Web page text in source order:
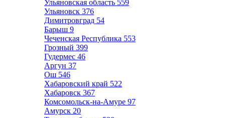
Ульяновская область 559
Ульяновск 376
Димитровград 54
Барыш 9
Чеченская Республика 553
Грозный 399
Гудермес 46
Аргун 37
Ош 546
Хабаровский край 522
Хабаровск 367
Комсомольск-на-Амуре 97
Амурск 20